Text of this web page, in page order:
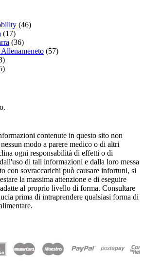
(46)
(17)
(36)
(57)
contenute in questo sito non
modo a parere medico o di altri
ogni responsabilità di effetti o di
di tali informazioni e dalla loro messa
con sovraccarichi può causare infortuni, si
la massima attenzione e di eseguire
al proprio livello di forma. Consultare
prima di intraprendere qualsiasi forma di